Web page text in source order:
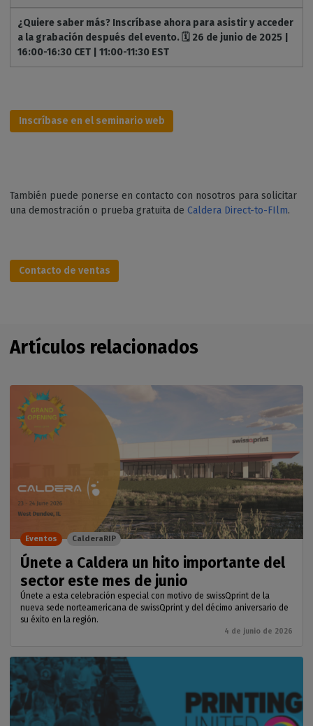
¿Quiere saber más? Inscríbase ahora para asistir y acceder
a la grabación después del evento. 🗓️ 26 de junio de 2025 |
16:00-16:30 CET | 11:00-11:30 EST
Inscríbase en el seminario web
También puede ponerse en contacto con nosotros para solicitar
una demostración o prueba gratuita de Caldera Direct-to-FIlm.
Contacto de ventas
Artículos relacionados
Únete a Caldera un hito importante del
sector este mes de junio
Únete a esta celebración especial con motivo de swissQprint de la
nueva sede norteamericana de swissQprint y del décimo aniversario de
su éxito en la región.
4 de junio de 2026
Eventos CalderaRIP